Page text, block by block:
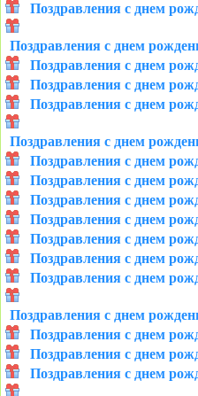
Поздравления с днем
Поздравления с днем
Поздравления с днем
Поздравления с днем
Поздравления с днем
Поздравления с днем
Поздравления с днем
Поздравления с днем
Поздравления с днем
Поздравления с днем
Поздравления с днем
Поздравления с днем
Поздравления с днем
Поздравления с днем
Поздравления с днем
Поздравления с днем
Поздравления с днем